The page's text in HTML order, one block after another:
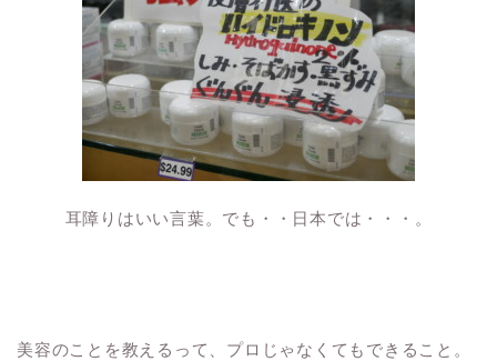
耳障りはいい言葉。でも・・日本では・・・。
美容のことを教えるって、プロじゃなくてもできること。